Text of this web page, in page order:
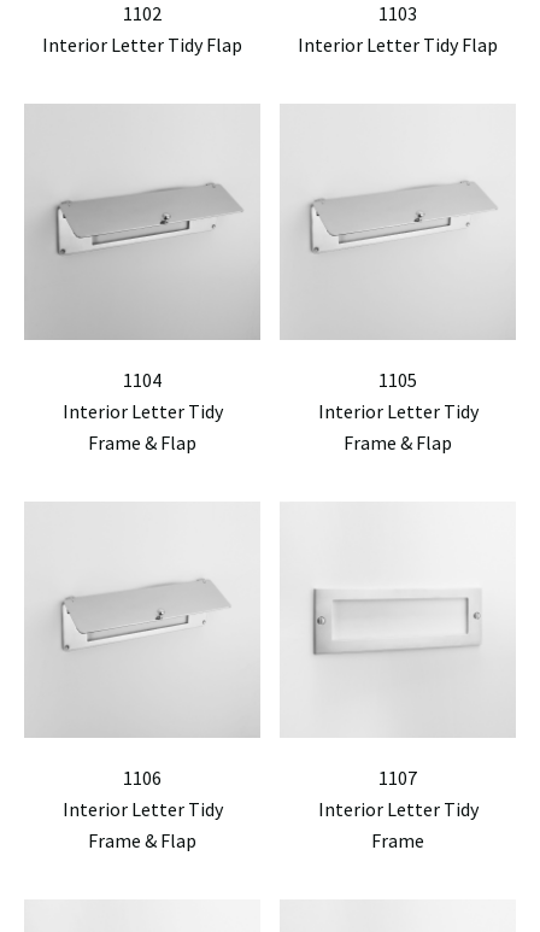
1102
Interior Letter Tidy Flap
1103
Interior Letter Tidy Flap
1104
Interior Letter Tidy
Frame & Flap
1105
Interior Letter Tidy
Frame & Flap
1106
Interior Letter Tidy
Frame & Flap
1107
Interior Letter Tidy
Frame